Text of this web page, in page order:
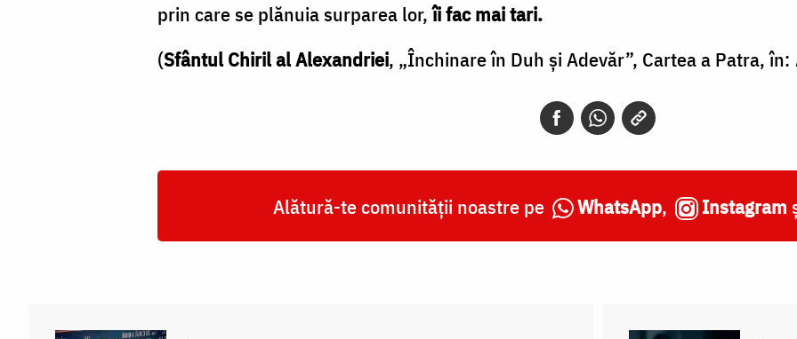
prin care se plănuia surparea lor,îi fac mai tari.
(Sfântul Chiril al Alexandriei, „Închinare în Duh și Adevăr”, Cartea a Patra, în:
Alătură-te comunității noastre pe WhatsApp, Instagram